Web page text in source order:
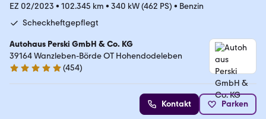
EZ 02/2023 • 102.345 km • 340 kW (462 PS) • Benzin
Scheckheftgepflegt
Autohaus Perski GmbH & Co. KG
39164 Wanzleben-Börde OT Hohendodeleben
4.8 Sterne
(454)
Kontakt Parken